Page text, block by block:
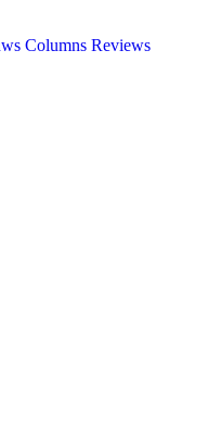
Columns Reviews